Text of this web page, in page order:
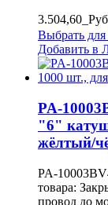
3.504,60_Руб
Выбрать для
Добавить в
PA-
"6"
жёлтый/
PA-
товара:
провод до